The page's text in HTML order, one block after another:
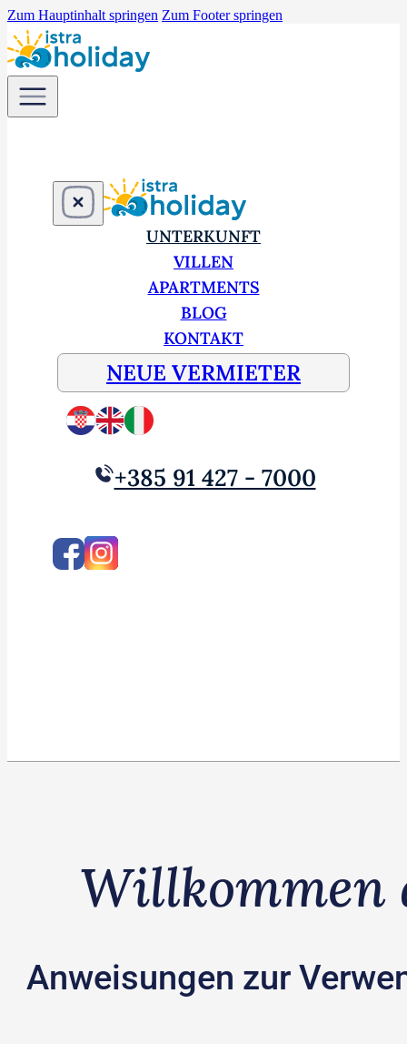
Zum Hauptinhalt springen Zum Footer springen
UNTERKUNFT
VILLEN
APARTMENTS
BLOG
KONTAKT
NEUE VERMIETER
+385 91 427 - 7000
Willkommen
Anweisungen zur